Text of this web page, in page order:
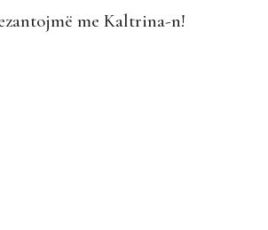
me Kaltrina-n!